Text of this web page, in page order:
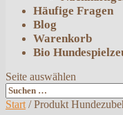
Häufige Fragen
Blog
Warenkorb
Bio
Seite auswählen
Start / Produkt